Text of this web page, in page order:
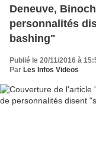
Deneuve,
personnalités
bashing"
Publié le 20/11/2016 à
Par Les Infos Videos